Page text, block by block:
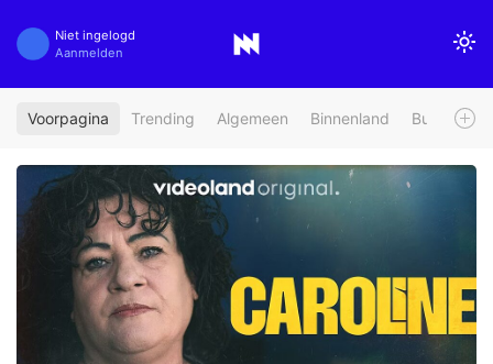
Niet ingelogd
Aanmelden
Voorpagina Trending Algemeen Binnenland Buitenland